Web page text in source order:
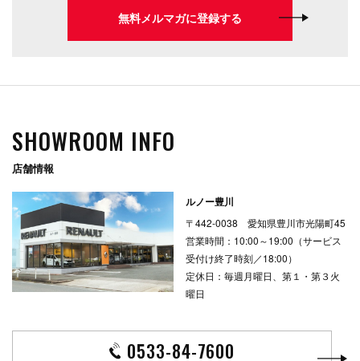
無料メルマガに登録する
SHOWROOM INFO
店舗情報
ルノー豊川
〒442-0038 愛知県豊川市光陽町45
営業時間：10:00～19:00（サービス
受付け終了時刻／18:00）
定休日：毎週月曜日、第１・第３火
曜日
0533-84-7600